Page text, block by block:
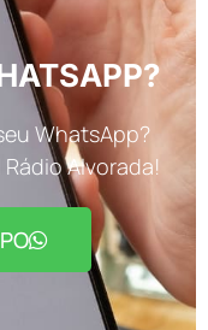
WhatsApp?
Alvorada!